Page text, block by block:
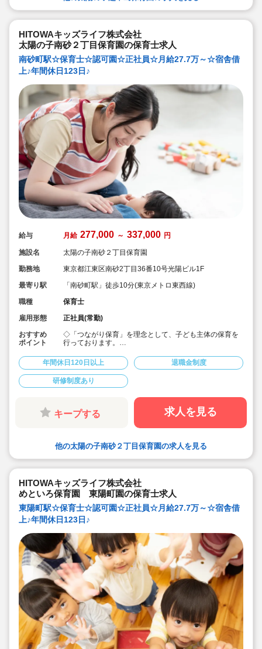
HITOWAキッズライフ株式会社
太陽の子南砂２丁目保育園の保育士求人
南砂町駅☆保育士☆認可園☆正社員☆月給27.7万～☆宿舎借
上♪年間休日123日♪
給与 月給 277,000 ～ 337,000 円
施設名
太陽の子南砂２丁目保育園
勤務地
東京都江東区南砂2丁目36番10号光陽ビル1F
最寄り駅
「南砂町駅」徒歩10分(東京メトロ東西線)
職種
保育士
雇用形態
正社員(常勤)
おすすめ
ポイント
◇「つながり保育」を理念として、子ども主体の保育を
行っております。
あり♪
◇残業ゼロ推進 / 持ち帰り残業禁止 / 残業代は1分単位で
支給！
◇年間休日123日から / プライベートも充実 / 12連休取得
◇多彩なキャリアアップ研修 / 年間100以上実施 / 充実し
たバックアップ！
年間休日120日以上 退職金制度
研修制度あり
キープする 求人を見る
他の太陽の子南砂２丁目保育園の求人を見る
HITOWAキッズライフ株式会社
めといろ保育園 東陽町園の保育士求人
東陽町駅☆保育士☆認可園☆正社員☆月給27.7万～☆宿舎借
上♪年間休日123日♪